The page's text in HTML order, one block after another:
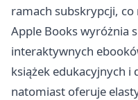
ramach subskrypcji, co
Apple Books wyróżnia
interaktywnych
książek edukacyjnych i
natomiast oferuje